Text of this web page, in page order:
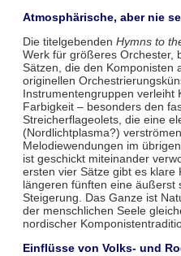
Atmosphärische, aber nie
Die titelgebenden Hymns to
Werk für größeres Orchester,
Sätzen, die den Komponisten
originellen
Instrumentengruppen verleiht
Farbigkeit – besonders den
Streicherflageolets, die eine
(Nordlichtplasma?)
Melodiewendungen im
ist geschickt miteinander
ersten vier Sätze gibt es klare
längeren fünften eine äußerst
Steigerung. Das Ganze ist
der menschlichen Seele
nordischer
Einflüsse von Volks- und